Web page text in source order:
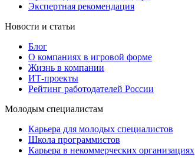
Экспертная рекомендация
Новости и статьи
Блог
О компаниях в игровой форме
Жизнь в компании
ИТ-проекты
Рейтинг работодателей России
Молодым специалистам
Карьера для молодых специалистов
Школа программистов
Карьера в некоммерческих организациях